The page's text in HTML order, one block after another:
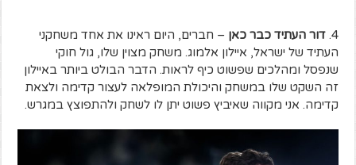
4. דור העתיד כבר כאן – חברים, היום ראינו את אחד משחקני
העתיד של ישראל, איילון אלמוג. משחק מצוין שלו, גול חוקי
שנפסל ומהלכים שפשוט כיף לראות. הדבר הבולט ביותר באיילון
זה השקט שלו במשחק והיכולת המופלאה לעצור קדימה ולצאת
קדימה. אני מקווה שאיביץ פשוט יתן לו לשחק ולהתפוצץ במגרש.